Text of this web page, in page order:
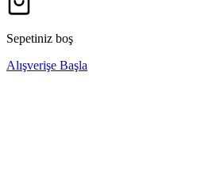
Sepetiniz boş
Alışverişe Başla